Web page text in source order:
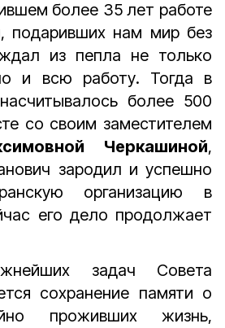
более 35 лет работе
подаривших нам мир без
из пепла не только
и всю работу. Тогда в
более 500
со своим заместителем
Черкашиной,
зародил и успешно
организацию в
его дело продолжает
задач Совета
сохранение памяти о
проживших жизнь,